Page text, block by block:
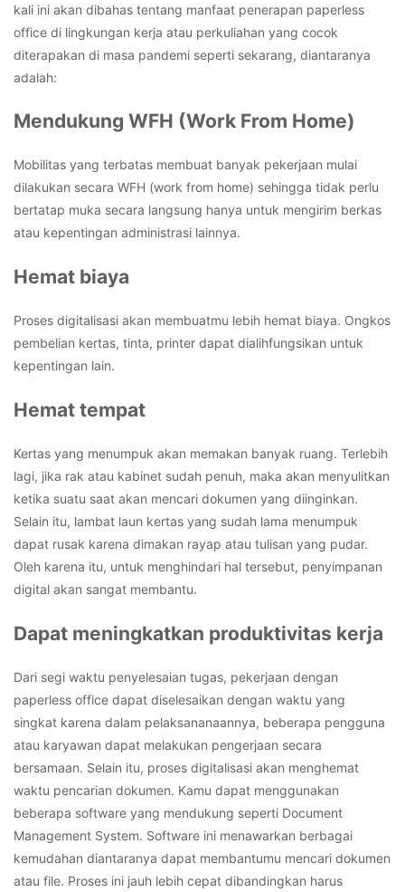
kali ini akan dibahas tentang manfaat penerapan paperless
office di lingkungan kerja atau perkuliahan yang cocok
diterapakan di masa pandemi seperti sekarang, diantaranya
adalah:
Mendukung WFH (Work From Home)
Mobilitas yang terbatas membuat banyak pekerjaan mulai
dilakukan secara WFH (work from home) sehingga tidak perlu
bertatap muka secara langsung hanya untuk mengirim berkas
atau kepentingan administrasi lainnya.
Hemat biaya
Proses digitalisasi akan membuatmu lebih hemat biaya. Ongkos
pembelian kertas, tinta, printer dapat dialihfungsikan untuk
kepentingan lain.
Hemat tempat
Kertas yang menumpuk akan memakan banyak ruang. Terlebih
lagi, jika rak atau kabinet sudah penuh, maka akan menyulitkan
ketika suatu saat akan mencari dokumen yang diinginkan.
Selain itu, lambat laun kertas yang sudah lama menumpuk
dapat rusak karena dimakan rayap atau tulisan yang pudar.
Oleh karena itu, untuk menghindari hal tersebut, penyimpanan
digital akan sangat membantu.
Dapat meningkatkan produktivitas kerja
Dari segi waktu penyelesaian tugas, pekerjaan dengan
paperless office dapat diselesaikan dengan waktu yang
singkat karena dalam pelaksananaannya, beberapa pengguna
atau karyawan dapat melakukan pengerjaan secara
bersamaan. Selain itu, proses digitalisasi akan menghemat
waktu pencarian dokumen. Kamu dapat menggunakan
beberapa software yang mendukung seperti Document
Management System. Software ini menawarkan berbagai
kemudahan diantaranya dapat membantumu mencari dokumen
atau file. Proses ini jauh lebih cepat dibandingkan harus